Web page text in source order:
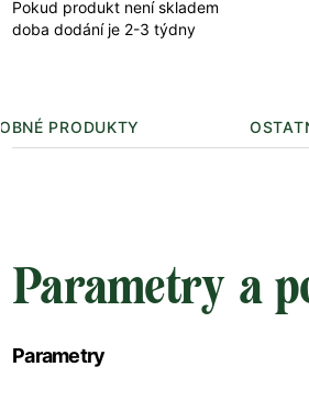
Pokud produkt není skladem
doba dodání je 2-3 týdny
PRODUKTY
Parametry a
Parametry